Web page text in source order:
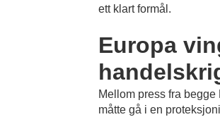
ett klart formål.
Europa
Mellom press fra
måtte gå i en